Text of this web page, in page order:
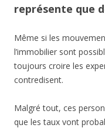
représente que
Même si les
l’immobilier sont
toujours croire les
contredisent.
Malgré tout, ces
que les taux vont